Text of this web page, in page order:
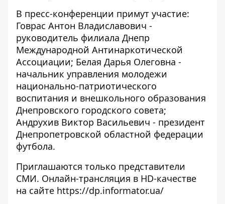
В пресс-конференции примут участие:
Говрас Антон Владиславович -
руководитель филиала Днепр
Международной Антинаркотической
Ассоциации; Белая Дарья Олеговна -
начальник управления молодежи
национально-патриотического
воспитания и внешкольного образования
Днепровского городского совета;
Андрухив Виктор Васильевич - президент
Днепропетровской областной федерации
футбола.
Приглашаются только представители
СМИ. Онлайн-трансляция в HD-качестве
на сайте https://dp.informator.ua/